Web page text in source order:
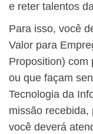
e reter talentos
Para isso, você
Valor para
Proposition) com
ou que façam
Tecnologia da
missão recebida,
você deverá